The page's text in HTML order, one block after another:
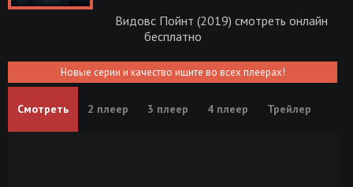
Видовс Пойнт (2019) смотреть онлайн
бесплатно
Новые серии и качество ищите во всех плеерах!
Смотреть 2 плеер 3 плеер 4 плеер Трейлер